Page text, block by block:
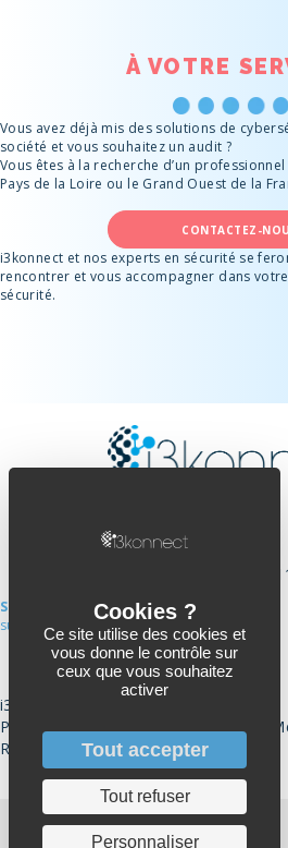
À VOTRE
Vous avez déjà mis des solutions de
société et vous souhaitez un audit ?
Vous êtes à la recherche d’un
Pays de la Loire ou le Grand Ouest de la
CONTACTEZ-
i3konnect et nos experts en sécurité se
rencontrer et vous accompagner dans
sécurité.
hello@i3konnect.com
1 Rue Jean Charcot,
SUIVEZ-NOUS
sur Linkedin
Page
i3konnect©2026
Politique de données personnelles
Réalisation :Agence 71
Ce site utilise des cookies et
vous donne le contrôle sur
ceux que vous souhaitez
activer
Tout accepter
Tout refuser
Personnaliser